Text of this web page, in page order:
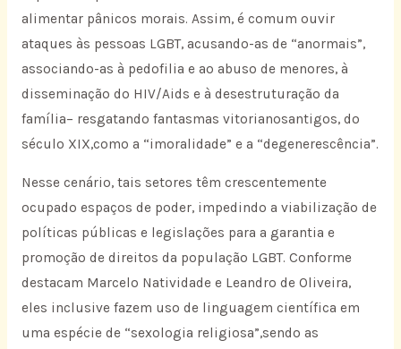
alimentar pânicos morais. Assim, é comum ouvir
ataques às pessoas LGBT, acusando-as de “anormais”,
associando-as à pedofilia e ao abuso de menores, à
disseminação do HIV/Aids e à desestruturação da
família– resgatando fantasmas vitorianosantigos, do
século XIX,como a “imoralidade” e a “degenerescência”.
Nesse cenário, tais setores têm crescentemente
ocupado espaços de poder, impedindo a viabilização de
políticas públicas e legislações para a garantia e
promoção de direitos da população LGBT. Conforme
destacam Marcelo Natividade e Leandro de Oliveira,
eles inclusive fazem uso de linguagem científica em
uma espécie de “sexologia religiosa”,sendo as